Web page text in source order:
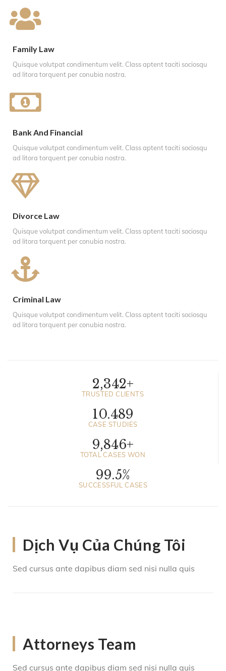
Family Law
Quisque volutpat condimentum velit. Class aptent taciti sociosqu
ad litora torquent per conubia nostra.
Bank And Financial
Quisque volutpat condimentum velit. Class aptent taciti sociosqu
ad litora torquent per conubia nostra.
Divorce Law
Quisque volutpat condimentum velit. Class aptent taciti sociosqu
ad litora torquent per conubia nostra.
Criminal Law
Quisque volutpat condimentum velit. Class aptent taciti sociosqu
ad litora torquent per conubia nostra.
2,342+
TRUSTED CLIENTS
10.489
CASE STUDIES
9,846+
TOTAL CASES WON
99.5%
SUCCESSFUL CASES
Dịch Vụ Của Chúng Tôi
Sed cursus ante dapibus diam sed nisi nulla quis
Attorneys Team
Sed cursus ante dapibus diam sed nisi nulla quis